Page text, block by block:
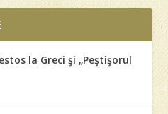
la Greci şi „Peştişorul